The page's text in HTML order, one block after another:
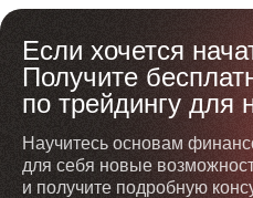
Если хочется
Получите
по трейдингу для
Научитесь основам
для себя новые
и получите подробную